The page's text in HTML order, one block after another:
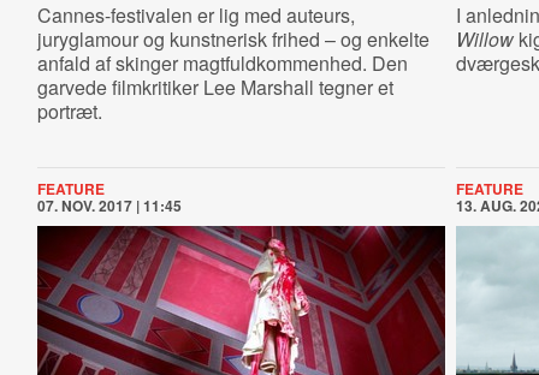
Cannes-festivalen er lig med auteurs,
juryglamour og kunstnerisk frihed – og enkelte
anfald af skinger magtfuldkommenhed. Den
garvede filmkritiker Lee Marshall tegner et
portræt.
I
Willow
FEATURE
07. NOV. 2017 | 11:45
FEATURE
13. AUG.